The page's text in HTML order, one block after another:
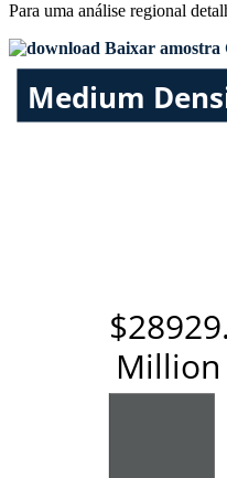
Para uma análise regional
Baixar